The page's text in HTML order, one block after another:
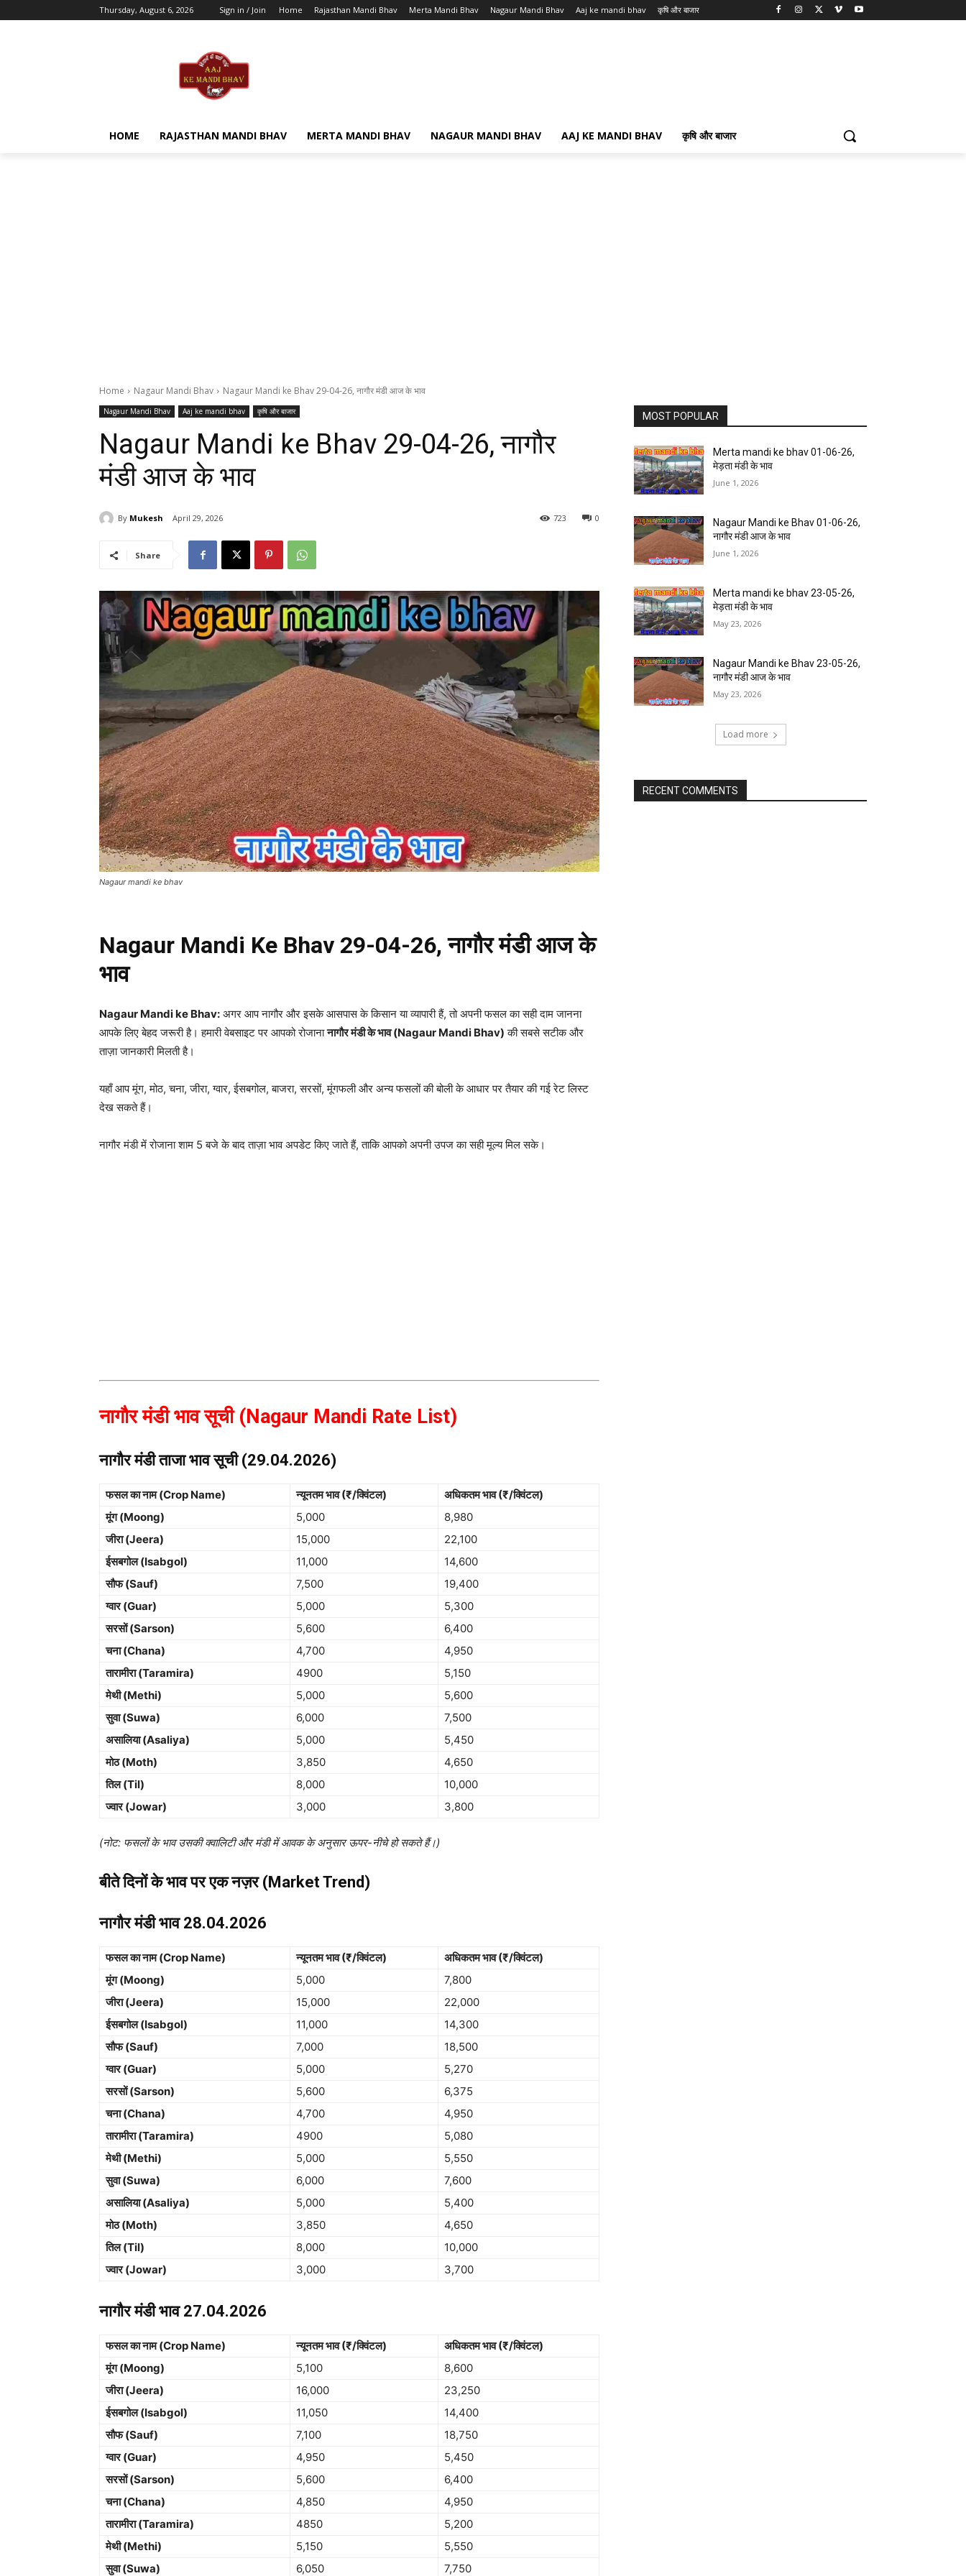
Thursday, August 6, 2026 Sign in / Join Home Rajasthan Mandi Bhav Merta Mandi Bhav Nagaur Mandi Bhav Aaj ke mandi bhav कृषि और बाजार
HOME RAJASTHAN MANDI BHAV MERTA MANDI BHAV NAGAUR MANDI BHAV AAJ KE MANDI BHAV कृषि और बाजार
Home Nagaur Mandi Bhav Nagaur Mandi ke Bhav 29-04-26, नागौर मंडी आज के भाव
Nagaur Mandi Bhav Aaj ke mandi bhav कृषि और बाजार
Nagaur Mandi ke Bhav 29-04-26, नागौर
मंडी आज के भाव
By Mukesh April 29, 2026 0
723
Share
Nagaur mandi ke bhav
Nagaur Mandi Ke Bhav 29-04-26,नागौर मंडी आज के
भाव
Nagaur Mandi ke Bhav: अगर आप नागौर और इसके आसपास के किसान या व्यापारी हैं, तो अपनी फसल का सही दाम जानना
आपके लिए बेहद जरूरी है। हमारी वेबसाइट पर आपको रोजानानागौर मंडी के भाव (Nagaur Mandi Bhav) की सबसे सटीक और
ताज़ा जानकारी मिलती है।
यहाँ आप मूंग, मोठ, चना, जीरा, ग्वार, ईसबगोल, बाजरा, सरसों, मूंगफली और अन्य फसलों की बोली के आधार पर तैयार की गई रेट लिस्ट
देख सकते हैं।
नागौर मंडी में रोजाना शाम 5 बजे के बाद ताज़ा भाव अपडेट किए जाते हैं, ताकि आपको अपनी उपज का सही मूल्य मिल सके।
नागौर मंडी भाव सूची (Nagaur Mandi Rate List)
नागौर मंडी ताजा भाव सूची (29.04.2026)
फसल का नाम (Crop Name) न्यूनतम भाव (₹/क्विंटल)
अधिकतम भाव (₹/क्विंटल)
मूंग (Moong)
5,000
8,980
जीरा (Jeera)
15,000
22,100
ईसबगोल (Isabgol)
11,000
14,600
सौफ (Sauf)
7,500
19,400
ग्वार (Guar)
5,000
5,300
सरसों (Sarson)
5,600
6,400
चना (Chana)
4,700
4,950
तारामीरा (Taramira)
4900
5,150
मेथी (Methi)
5,000
5,600
सुवा (Suwa)
6,000
7,500
असालिया (Asaliya)
5,000
5,450
मोठ (Moth)
3,850
4,650
तिल (Til)
8,000
10,000
ज्वार (Jowar)
3,000 3,800
(नोट: फसलों के भाव उसकी क्वालिटी और मंडी में आवक के अनुसार ऊपर-नीचे हो सकते हैं।)
बीते दिनों के भाव पर एक नज़र (Market Trend)
नागौर मंडी भाव 28.04.2026
फसल का नाम (Crop Name) न्यूनतम भाव (₹/क्विंटल)
अधिकतम भाव (₹/क्विंटल)
मूंग (Moong)
5,000
7,800
जीरा (Jeera)
15,000
22,000
ईसबगोल (Isabgol)
11,000
14,300
सौफ (Sauf)
7,000
18,500
ग्वार (Guar)
5,000
5,270
सरसों (Sarson)
5,600
6,375
चना (Chana)
4,700
4,950
तारामीरा (Taramira)
4900
5,080
मेथी (Methi)
5,000
5,550
सुवा (Suwa)
6,000
7,600
असालिया (Asaliya)
5,000
5,400
मोठ (Moth)
3,850
4,650
तिल (Til)
8,000
10,000
ज्वार (Jowar)
3,000 3,700
नागौर मंडी भाव 27.04.2026
फसल का नाम (Crop Name) न्यूनतम भाव (₹/क्विंटल)
अधिकतम भाव (₹/क्विंटल)
मूंग (Moong)
5,100
8,600
जीरा (Jeera)
16,000
23,250
ईसबगोल (Isabgol)
11,050
14,400
सौफ (Sauf)
7,100
18,750
ग्वार (Guar)
4,950
5,450
सरसों (Sarson)
5,600
6,400
चना (Chana)
4,850
4,950
तारामीरा (Taramira)
4850
5,200
मेथी (Methi)
5,150
5,550
सुवा (Suwa)
6,050 7,750
MOST POPULAR
Merta mandi ke bhav 01-06-26,
मेड़ता मंडी के भाव
June 1, 2026
Nagaur Mandi ke Bhav 01-06-26,
नागौर मंडी आज के भाव
June 1, 2026
Merta mandi ke bhav 23-05-26,
मेड़ता मंडी के भाव
May 23, 2026
Nagaur Mandi ke Bhav 23-05-26,
नागौर मंडी आज के भाव
May 23, 2026
Load more
RECENT COMMENTS